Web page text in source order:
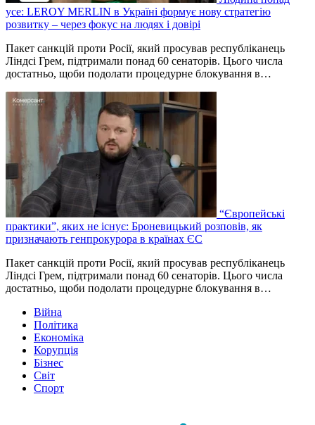
усе: LEROY MERLIN в Україні формує нову стратегію
розвитку – через фокус на людях і довірі
Пакет санкцій проти Росії, який просував республіканець
Ліндсі Грем, підтримали понад 60 сенаторів. Цього числа
достатньо, щоби подолати процедурне блокування в…
“Європейські
практики”, яких не існує: Броневицький розповів, як
призначають генпрокурора в країнах ЄС
Пакет санкцій проти Росії, який просував республіканець
Ліндсі Грем, підтримали понад 60 сенаторів. Цього числа
достатньо, щоби подолати процедурне блокування в…
Війна
Політика
Економіка
Корупція
Бізнес
Світ
Спорт